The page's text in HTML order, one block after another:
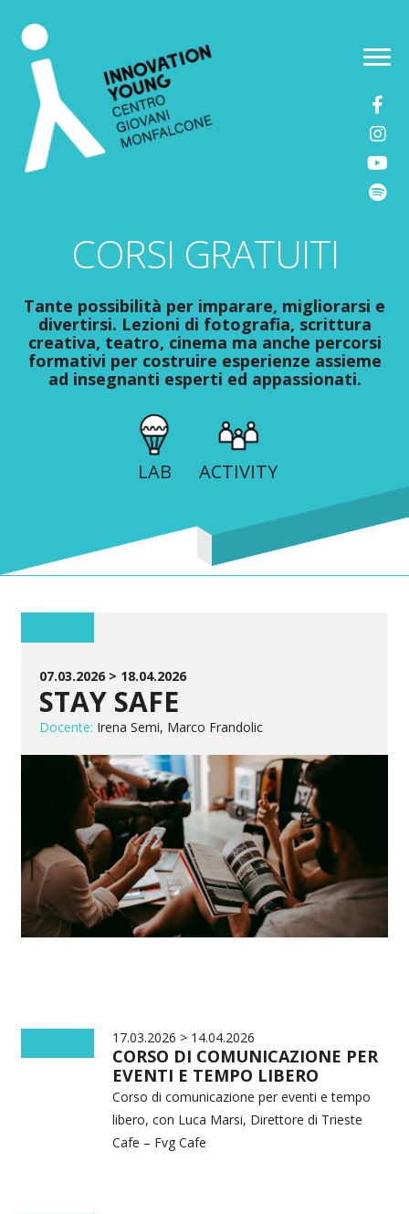
Vai
alla
navigazione
Vai
al
contenuto
CORSI GRATUITI
Tante possibilità per imparare, migliorarsi e
divertirsi. Lezioni di fotografia, scrittura
creativa, teatro, cinema ma anche percorsi
formativi per costruire esperienze assieme
ad insegnanti esperti ed appassionati.
LAB ACTIVITY
07.03.2026 > 18.04.2026
STAY SAFE
Docente: Irena Semi, Marco Frandolic
17.03.2026 > 14.04.2026
CORSO DI COMUNICAZIONE PER
EVENTI E TEMPO LIBERO
Corso di comunicazione per eventi e tempo
libero, con Luca Marsi, Direttore di Trieste
Cafe – Fvg Cafe